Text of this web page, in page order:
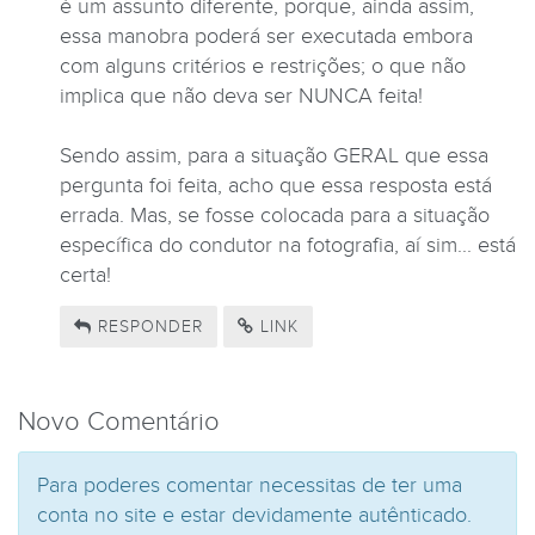
é um assunto diferente, porque, ainda assim,
essa manobra poderá ser executada embora
com alguns critérios e restrições; o que não
implica que não deva ser NUNCA feita!
Sendo assim, para a situação GERAL que essa
pergunta foi feita, acho que essa resposta está
errada. Mas, se fosse colocada para a situação
específica do condutor na fotografia, aí sim... está
certa!
RESPONDER LINK
Novo Comentário
Para poderes comentar necessitas de ter uma
conta no site e estar devidamente autênticado.